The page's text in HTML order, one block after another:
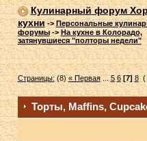
Кулинарный форум
кухни->Персональные
форумы->На кухне в Колорадо,
затянувшиеся "полторы недели"
Страницы:(8)« Первая...5 6 [7] 8(
Торты, Maffins,